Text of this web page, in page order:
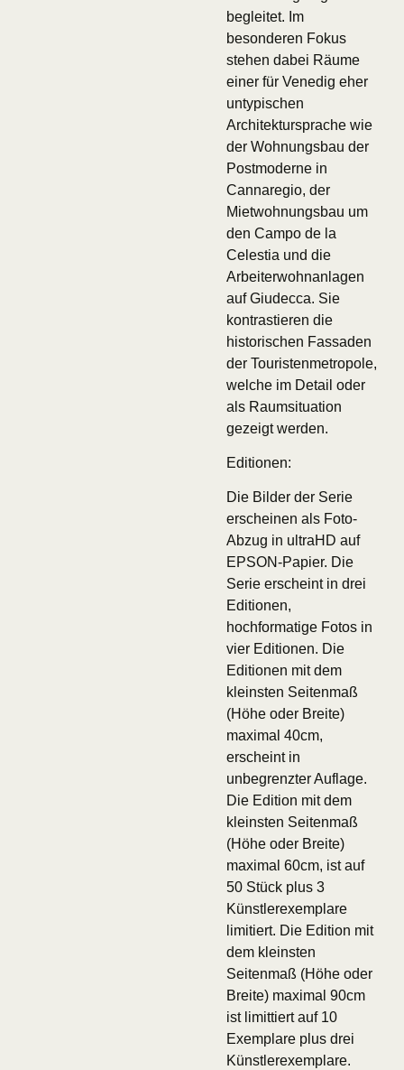
begleitet. Im
besonderen Fokus
stehen dabei Räume
einer für Venedig eher
untypischen
Architektursprache wie
der Wohnungsbau der
Postmoderne in
Cannaregio, der
Mietwohnungsbau um
den Campo de la
Celestia und die
Arbeiterwohnanlagen
auf Giudecca. Sie
kontrastieren die
historischen Fassaden
der Touristenmetropole,
welche im Detail oder
als Raumsituation
gezeigt werden.
Editionen:
Die Bilder der Serie
erscheinen als Foto-
Abzug in ultraHD auf
EPSON-Papier. Die
Serie erscheint in drei
Editionen,
hochformatige Fotos in
vier Editionen. Die
Editionen mit dem
kleinsten Seitenmaß
(Höhe oder Breite)
maximal 40cm,
erscheint in
unbegrenzter Auflage.
Die Edition mit dem
kleinsten Seitenmaß
(Höhe oder Breite)
maximal 60cm, ist auf
50 Stück plus 3
Künstlerexemplare
limitiert. Die Edition mit
dem kleinsten
Seitenmaß (Höhe oder
Breite) maximal 90cm
ist limittiert auf 10
Exemplare plus drei
Künstlerexemplare.